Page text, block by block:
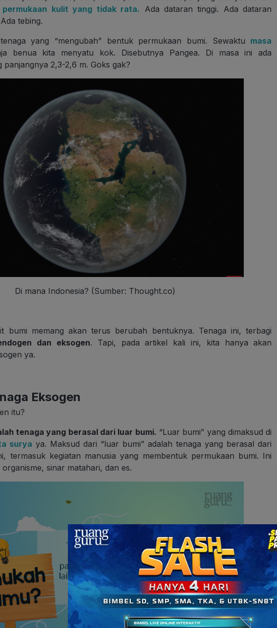
permukaan kulit yang tidak rata. Ada dataran tinggi. Ada dataran
tebing.
yang “mengubah” bentuk permukaan bumi. Sewaktu masa
benua kita menyatu kok. Disebutnya Pangea. Di masa ini ada
panjangnya 2,3-2,6 m. Goks gak?
Di mana Indonesia? (Sumber: Thought.co)
bumi memang akan terus berubah bentuknya. Tenaga ini, terbagi
dan eksogen. Tapi, pada artikel kali ini, kita hanya akan
ya.
Eksogen
itu?
tenaga yang berasal dari luar bumi. “Luar bumi” yang dimaksud di
surya ya. Maksud dari “luar bumi” adalah tenaga yang berasal dari
termasuk kegiatan manusia yang membentuk permukaan bumi. Ini
sinar matahari, dan es.